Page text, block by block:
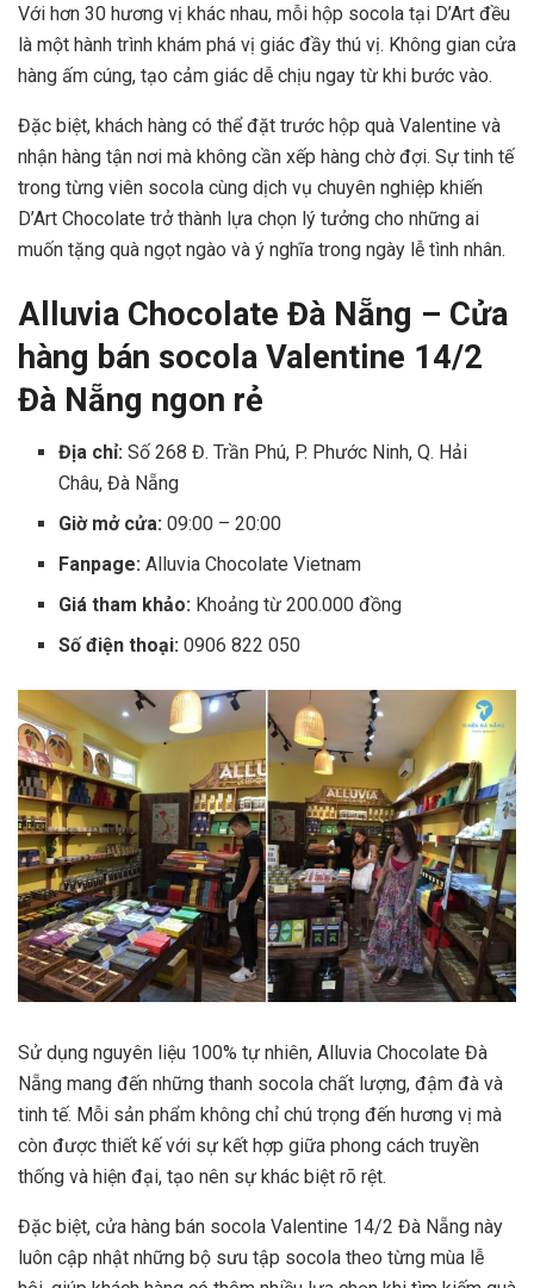
Với hơn 30 hương vị khác nhau, mỗi hộp socola tại D’Art đều
là một hành trình khám phá vị giác đầy thú vị. Không gian cửa
hàng ấm cúng, tạo cảm giác dễ chịu ngay từ khi bước vào.
Đặc biệt, khách hàng có thể đặt trước hộp quà Valentine và
nhận hàng tận nơi mà không cần xếp hàng chờ đợi. Sự tinh tế
trong từng viên socola cùng dịch vụ chuyên nghiệp khiến
D’Art Chocolate trở thành lựa chọn lý tưởng cho những ai
muốn tặng quà ngọt ngào và ý nghĩa trong ngày lễ tình nhân.
Alluvia Chocolate Đà Nẵng – Cửa
hàng bán socola Valentine 14/2
Đà Nẵng ngon rẻ
Địa chỉ: Số 268 Đ. Trần Phú, P. Phước Ninh, Q. Hải
Châu, Đà Nẵng
Giờ mở cửa: 09:00 – 20:00
Fanpage: Alluvia Chocolate Vietnam
Giá tham khảo: Khoảng từ 200.000 đồng
Số điện thoại: 0906 822 050
Sử dụng nguyên liệu 100% tự nhiên, Alluvia Chocolate Đà
Nẵng mang đến những thanh socola chất lượng, đậm đà và
tinh tế. Mỗi sản phẩm không chỉ chú trọng đến hương vị mà
còn được thiết kế với sự kết hợp giữa phong cách truyền
thống và hiện đại, tạo nên sự khác biệt rõ rệt.
Đặc biệt, cửa hàng bán socola Valentine 14/2 Đà Nẵng này
luôn cập nhật những bộ sưu tập socola theo từng mùa lễ